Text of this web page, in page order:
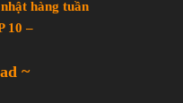
hàng tuần
10 –
~